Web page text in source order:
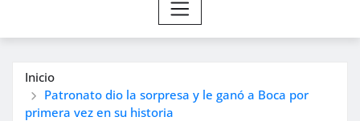
Inicio
Patronato dio la sorpresa y le ganó a Boca por
primera vez en su historia